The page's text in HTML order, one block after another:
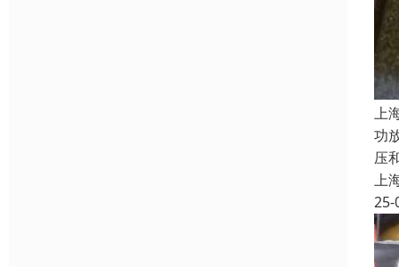
上
功
压
上
25-